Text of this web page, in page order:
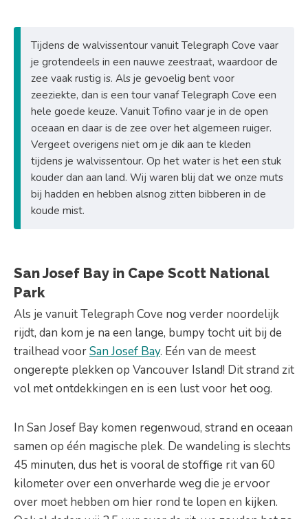
Tijdens de walvissentour vanuit Telegraph Cove vaar
je grotendeels in een nauwe zeestraat, waardoor de
zee vaak rustig is. Als je gevoelig bent voor
zeeziekte, dan is een tour vanaf Telegraph Cove een
hele goede keuze. Vanuit Tofino vaar je in de open
oceaan en daar is de zee over het algemeen ruiger.
Vergeet overigens niet om je dik aan te kleden
tijdens je walvissentour. Op het water is het een stuk
kouder dan aan land. Wij waren blij dat we onze muts
bij hadden en hebben alsnog zitten bibberen in de
koude mist.
San Josef Bay in Cape Scott National
Park
Als je vanuit Telegraph Cove nog verder noordelijk
rijdt, dan kom je na een lange, bumpy tocht uit bij de
trailhead voorSan Josef Bay. Eén van de meest
ongerepte plekken op Vancouver Island! Dit strand zit
vol met ontdekkingen en is een lust voor het oog.
In San Josef Bay komen regenwoud, strand en oceaan
samen op één magische plek. De wandeling is slechts
45 minuten, dus het is vooral de stoffige rit van 60
kilometer over een onverharde weg die je ervoor
over moet hebben om hier rond te lopen en kijken.